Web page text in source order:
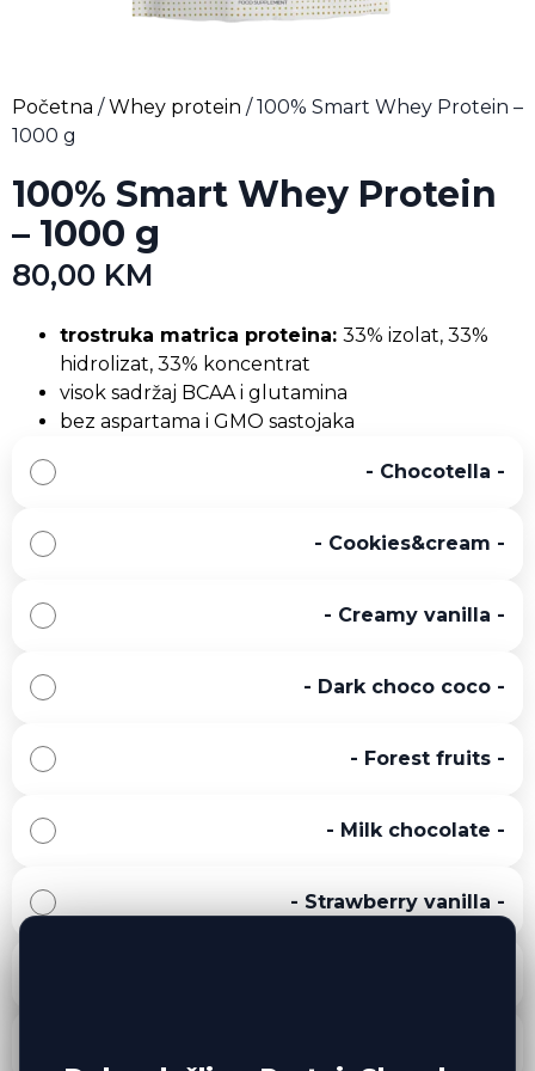
Početna /Whey protein / 100% Smart Whey Protein –
1000 g
100% Smart Whey Protein
– 1000 g
80,00 KM
trostruka matrica proteina: 33% izolat, 33%
hidrolizat, 33% koncentrat
visok sadržaj BCAA i glutamina
bez aspartama i GMO sastojaka
- Chocotella -
- Cookies&cream -
- Creamy vanilla -
- Dark choco coco -
- Forest fruits -
- Milk chocolate -
- Strawberry vanilla -